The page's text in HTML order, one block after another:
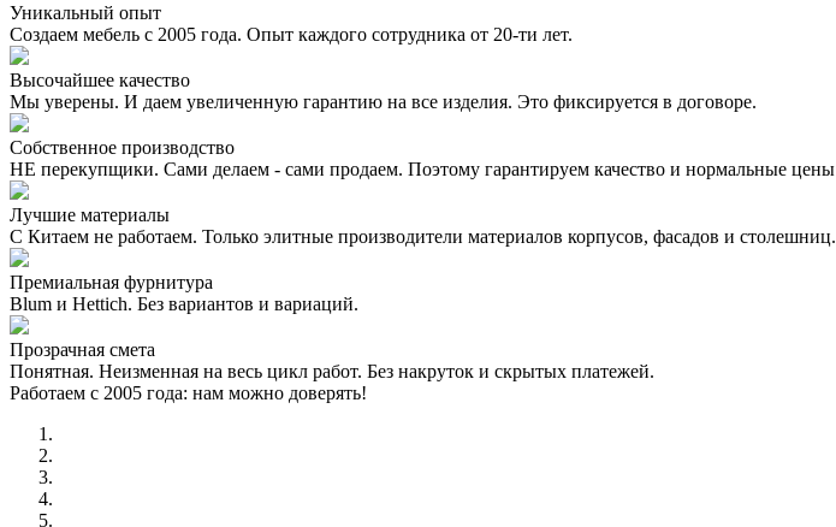
Уникальный опыт
Создаем мебель с 2005 года. Опыт каждого сотрудника от 20-ти лет.
Высочайшее качество
Мы уверены. И даем увеличенную гарантию на все изделия. Это фиксируется в договоре.
Собственное производство
НЕ перекупщики. Сами делаем - сами продаем. Поэтому гарантируем качество и нормальные цены
Лучшие материалы
С Китаем не работаем. Только элитные производители материалов корпусов, фасадов и столешниц.
Премиальная фурнитура
Blum и Hettich. Без вариантов и вариаций.
Прозрачная смета
Понятная. Неизменная на весь цикл работ. Без накруток и скрытых платежей.
Работаем с 2005 года: нам можно доверять!